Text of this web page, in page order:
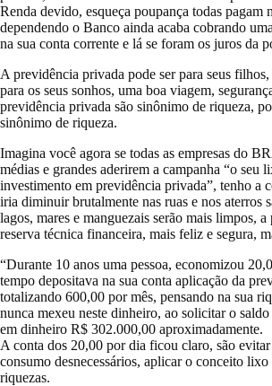
Renda devido, esqueça poupança todas pagam
dependendo o Banco ainda acaba cobrando
na sua conta corrente e lá se foram os juros da
A previdência privada pode ser para seus filhos,
para os seus sonhos, uma boa viagem,
previdência privada são sinônimo de riqueza,
sinônimo de riqueza.
Imagina você agora se todas as empresas do
médias e grandes aderirem a campanha “o seu
investimento em previdência privada”, tenho a
iria diminuir brutalmente nas ruas e nos aterros
lagos, mares e manguezais serão mais limpos,
reserva técnica financeira, mais feliz e segura,
“Durante 10 anos uma pessoa, economizou
tempo depositava na sua conta aplicação da
totalizando 600,00 por mês, pensando na sua
nunca mexeu neste dinheiro, ao solicitar o
em dinheiro R$ 302.000,00 aproximadamente.
A conta dos 20,00 por dia ficou claro, são evitar
consumo desnecessários, aplicar o conceito
riquezas.